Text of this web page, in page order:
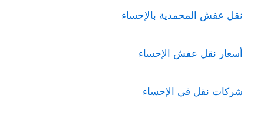
نقل عفش المحمدية بالإحساء
أسعار نقل عفش الإحساء
شركات نقل في الإحساء